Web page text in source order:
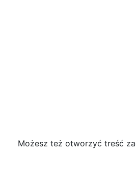
Możesz też otworzyć treść